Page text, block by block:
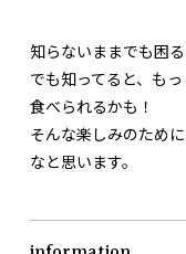
知らないままでも困
でも知ってると、も
食べられるかも！
そんな楽しみのため
なと思います。